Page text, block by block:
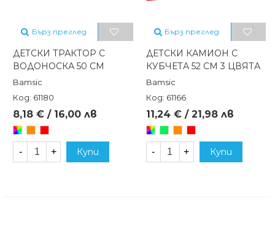
Бърз преглед
ДЕТСКИ ТРАКТОР С
ВОДОНОСКА 50 СМ
Bamsic
Код: 61180
8,18 € / 16,00 лв
Произволен/
микс
- + Купи
Бърз преглед
ДЕТСКИ КАМИОН С
КУБЧЕТА 52 СМ 3 ЦВЯТА
Bamsic
Код: 61166
11,24 € / 21,98 лв
Произволен/
микс
- + Купи